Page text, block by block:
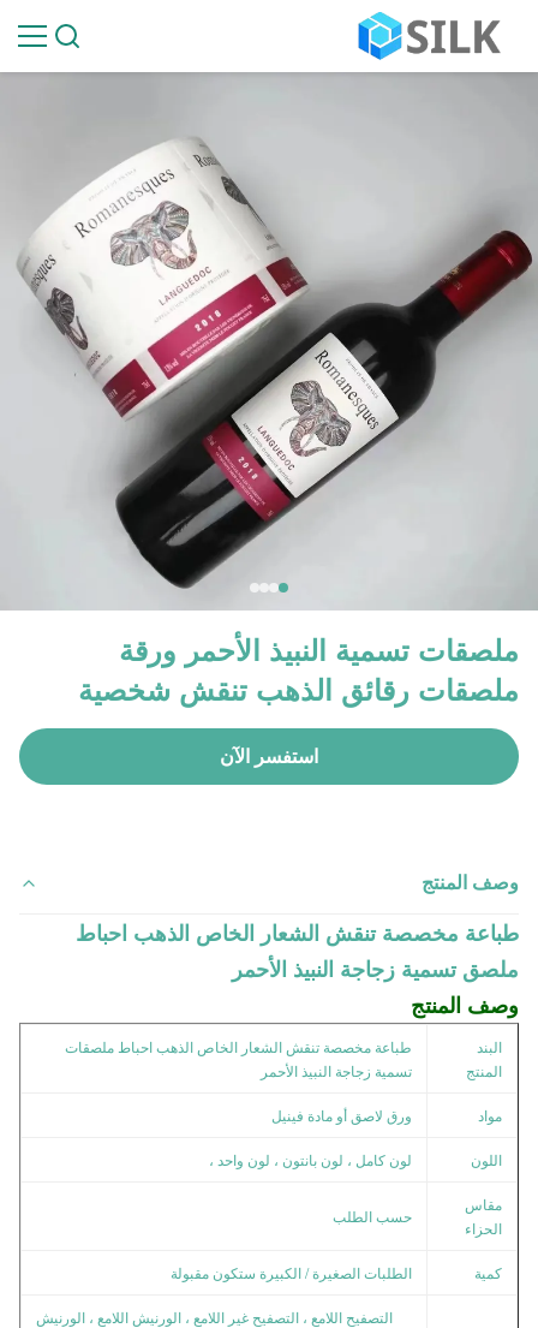
ملصقات تسمية النبيذ الأحمر ورقة
ملصقات رقائق الذهب تنقش شخصية
استفسر الآن
وصف المنتج
طباعة مخصصة تنقش الشعار الخاص الذهب احباط
ملصق تسمية زجاجة النبيذ الأحمر
وصف المنتج
البند
المنتج
طباعة مخصصة تنقش الشعار الخاص الذهب احباط ملصقات
تسمية زجاجة النبيذ الأحمر
مواد ورق لاصق أو مادة فينيل
اللون لون كامل ، لون بانتون ، لون واحد ،
مقاس
الحزاء
حسب الطلب
كمية الطلبات الصغيرة / الكبيرة ستكون مقبولة
التصفيح اللامع ، التصفيح غير اللامع ، الورنيش اللامع ، الورنيش